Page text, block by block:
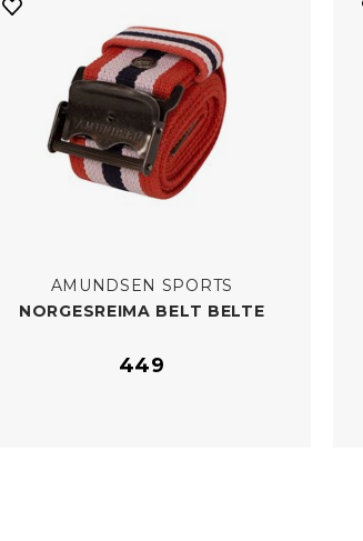
AMUNDSEN SPORTS
NORGESREIMA BELT BELTE
449